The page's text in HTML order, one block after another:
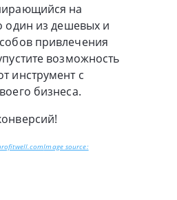
на
один из дешевых и
привлечения
возможность
инструмент с
бизнеса.
Image source: